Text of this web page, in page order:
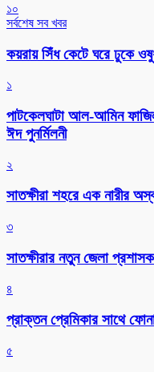
১০
সর্বশেষ সব খবর
কয়রায় সিঁধ কেটে ঘরে ঢুকে
১
পাটকেলঘাটা আল-আমিন
ঈদ পুনর্মিলনী
২
সাতক্ষীরা শহরে এক নারীর
৩
সাতক্ষীরার নতুন জেলা
৪
প্রাক্তন প্রেমিকার সাথে
৫